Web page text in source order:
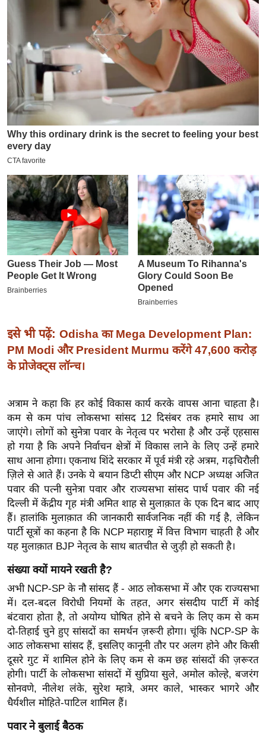
L
2
0
2
6
क्रा
इ
म
ई
-
पे
प
र
मि
सा
ल
मि
सा
ल
य
त
यं
ग
इं
डि
या
सा
हि
त्य
ज
ग
त
ऑ
टो
व
र्ल्ड
न्यू
ज
फ
इसे भी पढ़ें: Odisha का Mega Development Plan:
PM Modi और President Murmu करेंगे 47,600 करोड़
के प्रोजेक्ट्स लॉन्च।
अत्राम ने कहा कि हर कोई विकास कार्य करके वापस आना चाहता है।
कम से कम पांच लोकसभा सांसद 12 दिसंबर तक हमारे साथ आ
जाएंगे। लोगों को सुनेत्रा पवार के नेतृत्व पर भरोसा है और उन्हें एहसास
हो गया है कि अपने निर्वाचन क्षेत्रों में विकास लाने के लिए उन्हें हमारे
साथ आना होगा। एकनाथ शिंदे सरकार में पूर्व मंत्री रहे अत्रम, गढ़चिरौली
ज़िले से आते हैं। उनके ये बयान डिप्टी सीएम और NCP अध्यक्ष अजित
पवार की पत्नी सुनेत्रा पवार और राज्यसभा सांसद पार्थ पवार की नई
दिल्ली में केंद्रीय गृह मंत्री अमित शाह से मुलाक़ात के एक दिन बाद आए
हैं। हालांकि मुलाक़ात की जानकारी सार्वजनिक नहीं की गई है, लेकिन
पार्टी सूत्रों का कहना है कि NCP महाराष्ट्र में वित्त विभाग चाहती है और
यह मुलाक़ात BJP नेतृत्व के साथ बातचीत से जुड़ी हो सकती है।
संख्या क्यों मायने रखती है?
अभी NCP-SP के नौ सांसद हैं - आठ लोकसभा में और एक राज्यसभा
में। दल-बदल विरोधी नियमों के तहत, अगर संसदीय पार्टी में कोई
बंटवारा होता है, तो अयोग्य घोषित होने से बचने के लिए कम से कम
दो-तिहाई चुने हुए सांसदों का समर्थन ज़रूरी होगा। चूंकि NCP-SP के
आठ लोकसभा सांसद हैं, इसलिए कानूनी तौर पर अलग होने और किसी
दूसरे गुट में शामिल होने के लिए कम से कम छह सांसदों की ज़रूरत
होगी। पार्टी के लोकसभा सांसदों में सुप्रिया सुले, अमोल कोल्हे, बजरंग
सोनवणे, नीलेश लंके, सुरेश म्हात्रे, अमर काले, भास्कर भागरे और
धैर्यशील मोहिते-पाटिल शामिल हैं।
पवार ने बुलाई बैठक